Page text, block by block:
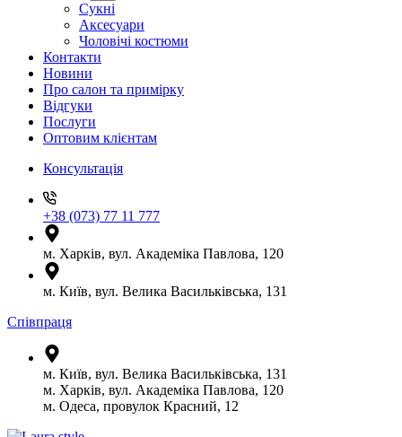
Сукні
Аксесуари
Чоловічі костюми
Контакти
Новини
Про салон та примірку
Відгуки
Послуги
Оптовим клієнтам
Консультація
+38 (073) 77 11 777
м. Харків, вул. Академіка Павлова, 120
м. Київ, вул. Велика Васильківська, 131
Співпраця
м. Київ, вул. Велика Васильківська, 131
м. Харків, вул. Академіка Павлова, 120
м. Одеса, провулок Красний, 12